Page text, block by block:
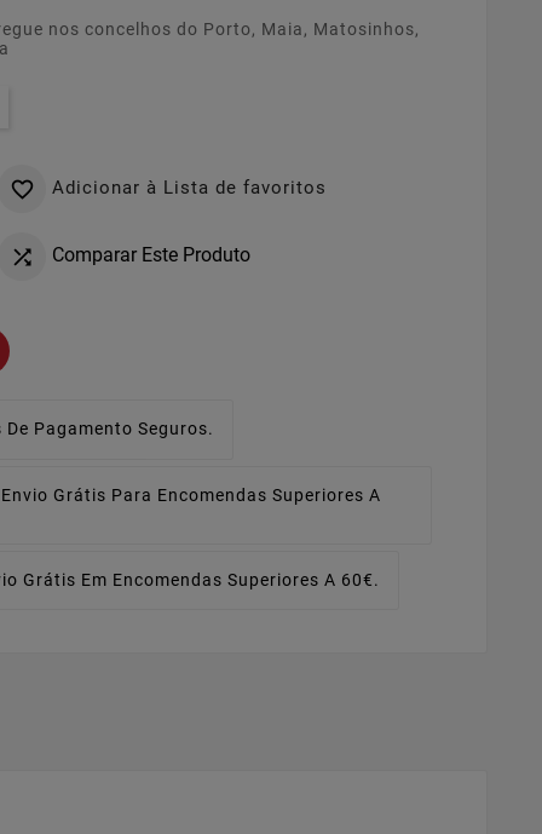
nos concelhos do Porto, Maia, Matosinhos,
 Adicionar à Lista de favoritos
 Comparar Este Produto
De Pagamento Seguros.
Envio Grátis Para Encomendas Superiores A
Grátis Em Encomendas Superiores A 60€.